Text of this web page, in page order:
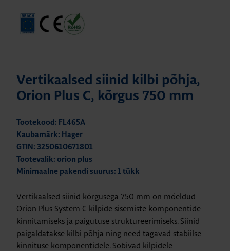
Vertikaalsed siinid kilbi põhja,
Orion Plus C, kõrgus 750 mm
Tootekood: FL465A
Kaubamärk: Hager
GTIN: 3250610671801
Tootevalik: orion plus
Minimaalne pakendi suurus: 1 tükk
Vertikaalsed siinid kõrgusega 750 mm on mõeldud
Orion Plus System C kilpide sisemiste komponentide
kinnitamiseks ja paigutuse struktureerimiseks. Siinid
paigaldatakse kilbi põhja ning need tagavad stabiilse
kinnituse komponentidele. Sobivad kilpidele